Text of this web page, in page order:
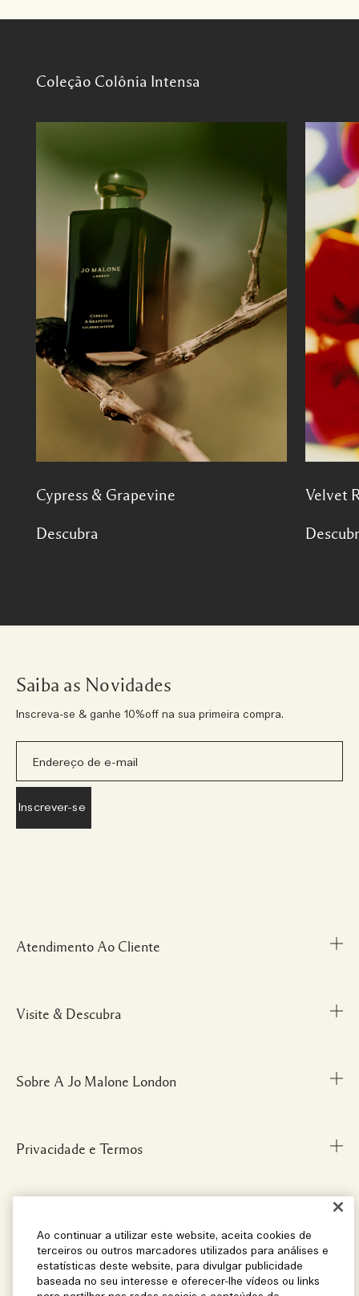
Coleção Colônia Intensa
Cypress & Grapevine
Descubra
Velvet
Saiba as Novidades
Inscreva-se & ganhe 10%off na sua primeira compra.
Atendimento Ao Cliente
Meu Perfil
Personal Shopper
Visite & Descubra
Descubra uma Fragrância
Glossário de Ingredientes
Sobre A Jo Malone London
Nossa História
Privacidade e Termos
Instagram
Localização e Idioma
Ao continuar a utilizar este website, aceita cookies de
terceiros ou outros marcadores utilizados para análises e
estatísticas deste website, para divulgar publicidade
baseada no seu interesse e oferecer-lhe vídeos ou links